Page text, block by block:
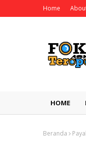
Home
HOME
Beranda